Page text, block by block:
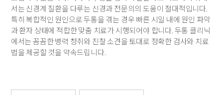
서는 신경계 질환을 다루는 신경과 전문의의 도움이 절대적입니다.
특히 복합적인 원인으로 두통을 겪는 경우 빠른 시일 내에 원인 파악
과 환자 상태에 적합한 맞춤 치료가 시행되어야 합니다. 두통 클리닉
에서는 꼼꼼한 병력 청취와 진찰 소견을 토대로 정확한 검사와 치료
법을 제공할 것을 약속드립니다.